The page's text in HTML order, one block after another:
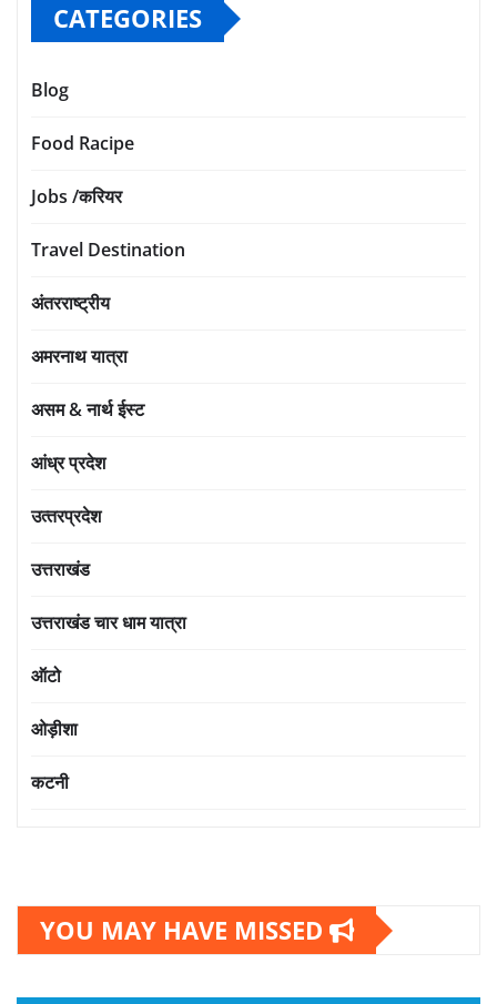
CATEGORIES
Blog
Food Racipe
Jobs /करियर
Travel Destination
अंतरराष्ट्रीय
अमरनाथ यात्रा
असम & नार्थ ईस्ट
आंध्र प्रदेश
उत्‍तरप्रदेश
उत्तराखंड
उत्तराखंड चार धाम यात्रा
ऑटो
ओड़ीशा
कटनी
YOU MAY HAVE MISSED